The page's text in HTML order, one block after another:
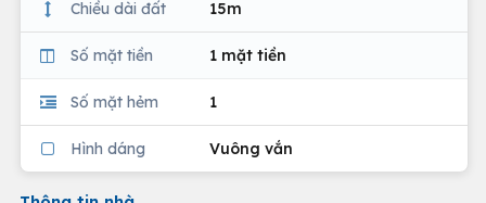
Chiều dài đất 15m
Số mặt tiền 1 mặt tiền
Số mặt hẻm 1
Hình dáng Vuông vắn